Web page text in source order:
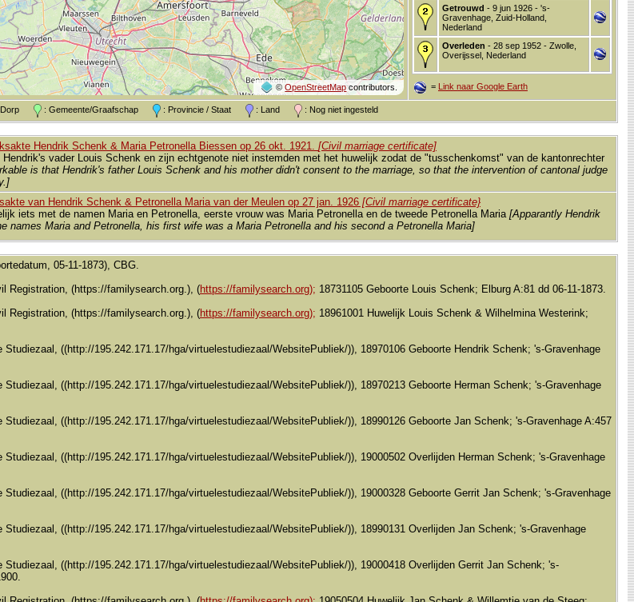
©OpenStreetMapcontributors.
Getrouwd - 9 jun 1926 - 's-
Gravenhage, Zuid-Holland,
Nederland
Overleden - 28 sep 1952 - Zwolle,
Overijssel, Nederland
= Link naar Google Earth
Dorp : Gemeente/Graafschap : Provincie / Staat : Land : Nog niet ingesteld
Hendrik Schenk & Maria Petronella Biessen op 26 okt. 1921. [Civil marriage certificate]
vader Louis Schenk en zijn echtgenote niet instemden met het huwelijk zodat de "tusschenkomst" van de kantonrechter
is that Hendrik's father Louis Schenk and his mother didn't consent to the marriage, so that the intervention of cantonal judge
van Hendrik Schenk & Petronella Maria van der Meulen op 27 jan. 1926 [Civil marriage certificate}
iets met de namen Maria en Petronella, eerste vrouw was Maria Petronella en de tweede Petronella Maria [Apparantly Hendrik
names Maria and Petronella, his first wife was a Maria Petronella and his second a Petronella Maria]
05-11-1873), CBG.
Registration, (https://familysearch.org.), (https://familysearch.org); 18731105 Geboorte Louis Schenk; Elburg A:81 dd 06-11-1873.
Registration, (https://familysearch.org.), (https://familysearch.org); 18961001 Huwelijk Louis Schenk & Wilhelmina Westerink;
Studiezaal, ((http://195.242.171.17/hga/virtuelestudiezaal/WebsitePubliek/)), 18970106 Geboorte Hendrik Schenk; 's-Gravenhage
Studiezaal, ((http://195.242.171.17/hga/virtuelestudiezaal/WebsitePubliek/)), 18970213 Geboorte Herman Schenk; 's-Gravenhage
Studiezaal, ((http://195.242.171.17/hga/virtuelestudiezaal/WebsitePubliek/)), 18990126 Geboorte Jan Schenk; 's-Gravenhage A:457
Studiezaal, ((http://195.242.171.17/hga/virtuelestudiezaal/WebsitePubliek/)), 19000502 Overlijden Herman Schenk; 's-Gravenhage
Studiezaal, ((http://195.242.171.17/hga/virtuelestudiezaal/WebsitePubliek/)), 19000328 Geboorte Gerrit Jan Schenk; 's-Gravenhage
Studiezaal, ((http://195.242.171.17/hga/virtuelestudiezaal/WebsitePubliek/)), 18990131 Overlijden Jan Schenk; 's-Gravenhage
Studiezaal, ((http://195.242.171.17/hga/virtuelestudiezaal/WebsitePubliek/)), 19000418 Overlijden Gerrit Jan Schenk; 's-